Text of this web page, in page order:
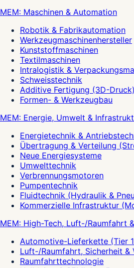
MEM: Maschinen & Automation
Robotik & Fabrikautomation
Werkzeugmaschinenhersteller
Kunststoffmaschinen
Textilmaschinen
Intralogistik &
Schweisstechnik
Additive Fertigung (3D-Druck)
Formen- & Werkzeugbau
MEM: Energie, Umwelt &
Energietechnik &
Übertragung & Verteilung
Neue Energiesysteme
Umwelttechnik
Verbrennungsmotoren
Pumpentechnik
Fluidtechnik (Hydraulik &
Kommerzielle Infrastruktur
MEM: High-Tech, Luft-/Raumfahrt
Automotive-Lieferkette (Tier
Luft-/Raumfahrt, Sicherheit &
Raumfahrttechnologie